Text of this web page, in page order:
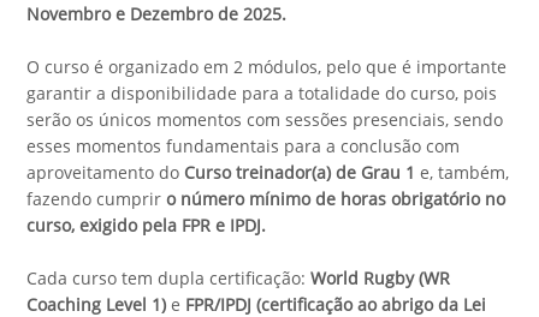
Novembro e Dezembrode 2025.
O curso é organizado em 2 módulos, pelo que é importante
garantir a disponibilidade para a totalidade do curso, pois
serão os únicos momentos com sessões presenciais, sendo
esses momentos fundamentais para a conclusão com
aproveitamento do Curso treinador(a) de Grau 1 e, também,
fazendo cumpriro número mínimo de horas obrigatório no
curso, exigido pela FPR e IPDJ.
Cada curso tem dupla certificação:World Rugby (WR
Coaching Level 1) e FPR/IPDJ (certificação ao abrigo da Lei